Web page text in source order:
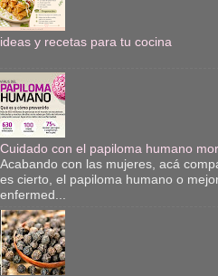
ideas y recetas para tu cocina
Cuidado con el papiloma humano
Acabando con las mujeres, acá
es cierto, el papiloma humano o
enfermed...